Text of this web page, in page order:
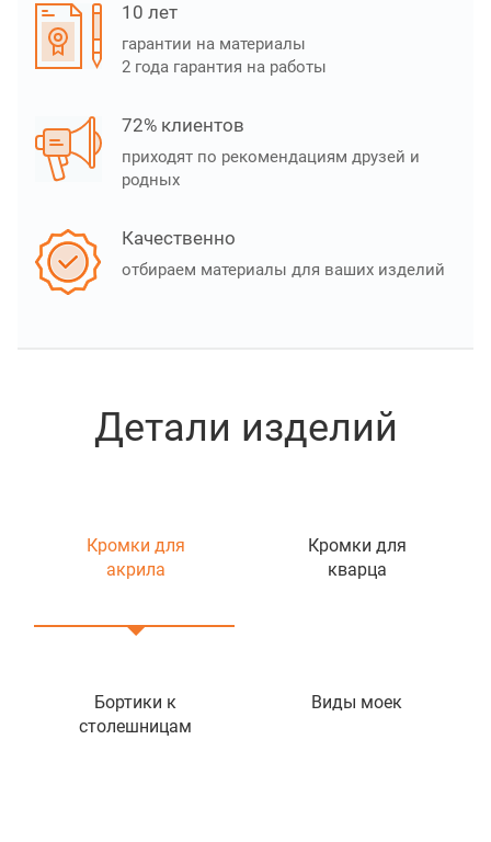
10 лет
гарантии на материалы
2 года гарантия на работы
72% клиентов
приходят по рекомендациям друзей и
родных
Качественно
отбираем материалы для ваших изделий
Детали изделий
Кромки для
акрила
Кромки для
кварца
Бортики к
столешницам
Виды моек